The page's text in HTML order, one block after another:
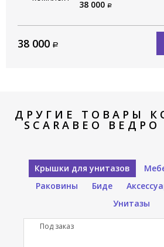
38 000
38 000
ДРУГИЕ ТОВАРЫ
SCARABEO ВЕДРО
Крышки для унитазов
Раковины
Биде
Унитазы
Под заказ